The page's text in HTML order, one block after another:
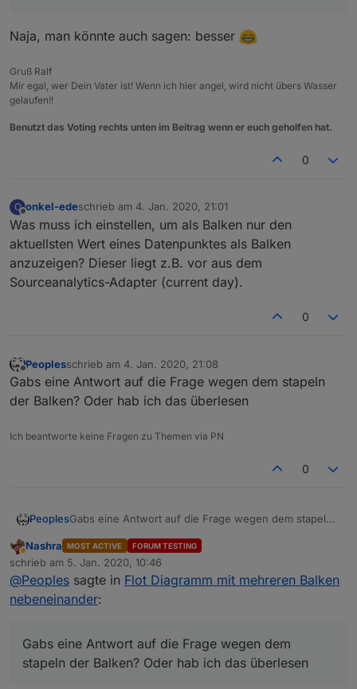
Naja, man könnte auch sagen: besser
Gruß Ralf
Mir egal, wer Dein Vater ist! Wenn ich hier angel, wird nicht übers Wasser
gelaufen!!
Benutzt das Voting rechts unten im Beitrag wenn er euch geholfen hat.
0
O onkel-edeschrieb am 4. Jan. 2020, 21:01
zuletzt editiert von
Was muss ich einstellen, um als Balken nur den
aktuellsten Wert eines Datenpunktes als Balken
anzuzeigen? Dieser liegt z.B. vor aus dem
Sourceanalytics-Adapter (current day).
0
Offline
Peoplesschrieb am 4. Jan. 2020, 21:08
zuletzt editiert von
Gabs eine Antwort auf die Frage wegen dem stapeln
der Balken? Oder hab ich das überlesen
Ich beantworte keine Fragen zu Themen via PN
0
PeoplesGabs eine Antwort auf die Frage wegen dem stapeln
Abwesend
Nashra MOST ACTIVE FORUM TESTING
schrieb am 5. Jan. 2020, 10:46
zuletzt editiert von
@Peoples sagte in Flot Diagramm mit mehreren Balken
nebeneinander:
Gabs eine Antwort auf die Frage wegen dem
stapeln der Balken? Oder hab ich das überlesen